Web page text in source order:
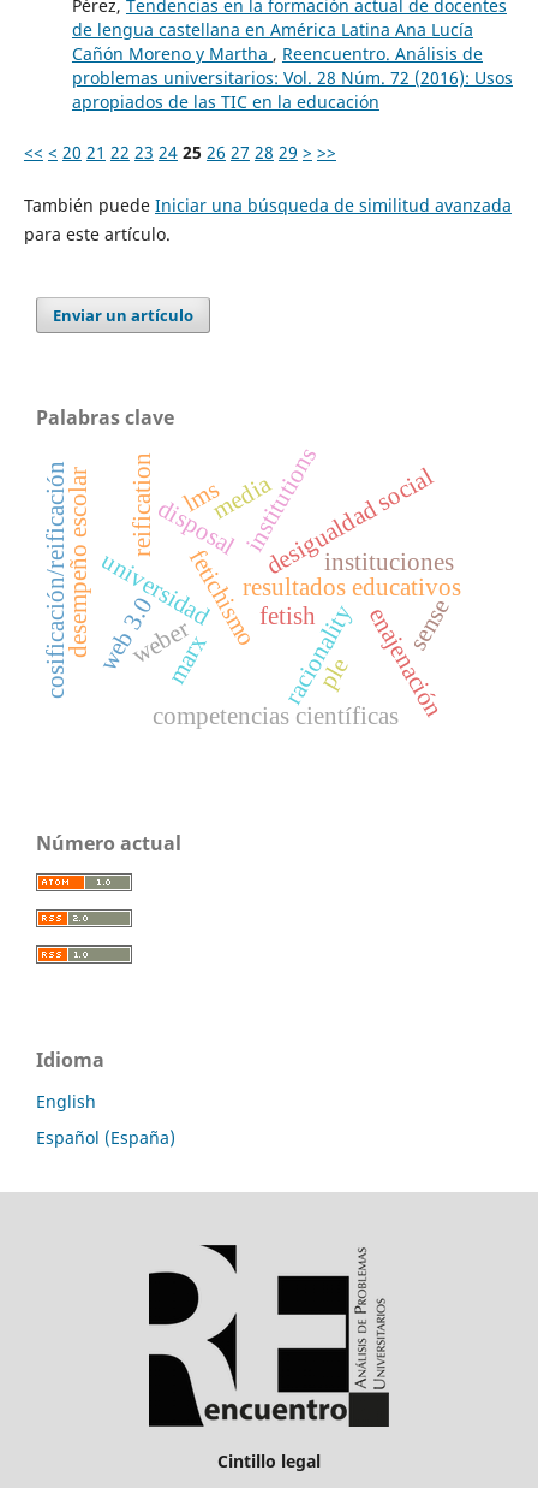
Pérez, Tendencias en la formación actual de docentes
de lengua castellana en América Latina Ana Lucía
Cañón Moreno y Martha , Reencuentro. Análisis de
problemas universitarios: Vol. 28 Núm. 72 (2016): Usos
apropiados de las TIC en la educación
<< < 20 21 22 23 24 25 26 27 28 29 > >>
También puede Iniciar una búsqueda de similitud avanzada
para este artículo.
Enviar un artículo
Palabras clave
universidadfetichismoresultados educativos
desempeño escolar desigualdad social
racionality
weber
institutions
instituciones
fetish
disposal
reification
enajenación
cosificación/reificación marx
media
competencias científicas
ple
lms
web 3.0 sense
Número actual
Idioma
English
Español (España)
Cintillo legal